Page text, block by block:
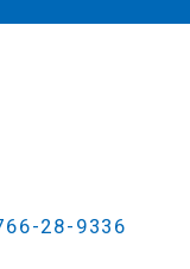
28-9336